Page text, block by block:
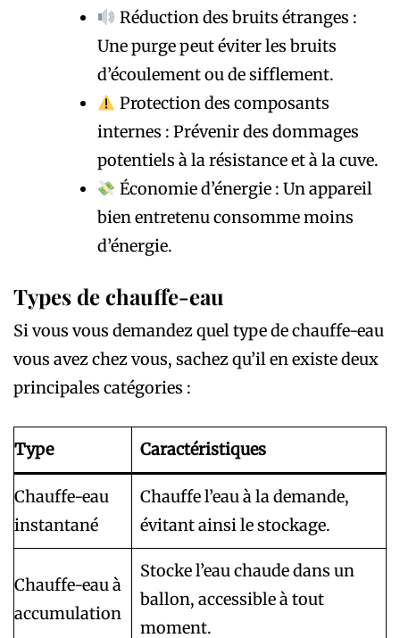
Réduction des bruits étranges :
Une purge peut éviter les bruits
d’écoulement ou de sifflement.
Protection des composants
internes : Prévenir des dommages
potentiels à la résistance et à la cuve.
Économie d’énergie : Un appareil
bien entretenu consomme moins
d’énergie.
Types de chauffe-eau
Si vous vous demandez quel type de chauffe-eau
vous avez chez vous, sachez qu’il en existe deux
principales catégories :
Type Caractéristiques
Chauffe-eau
instantané
Chauffe l’eau à la demande,
évitant ainsi le stockage.
Chauffe-eau à
accumulation
Stocke l’eau chaude dans un
ballon, accessible à tout
moment.